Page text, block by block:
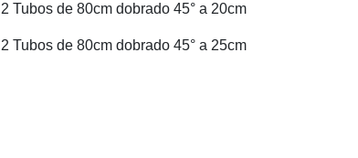
2 Tubos de 80cm dobrado 45° a 20cm
2 Tubos de 80cm dobrado 45° a 25cm